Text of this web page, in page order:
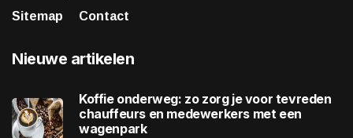
Sitemap
Contact
Nieuwe artikelen
Koffie onderweg: zo zorg je voor tevreden
chauffeurs en medewerkers met een
wagenpark